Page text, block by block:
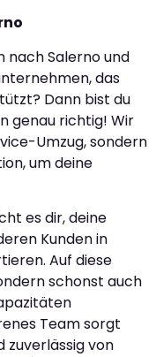
nach Salerno und
das
Dann bist du
genau richtig! Wir
Umzug, sondern
um deine
es dir, deine
Kunden in
Auf diese
schonst auch
Team sorgt
zuverlässig von